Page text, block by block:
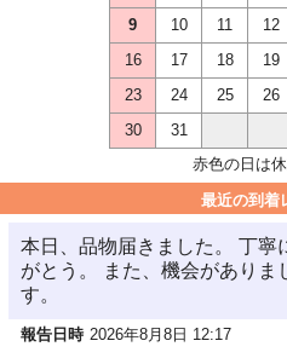
9
10 11 12
16
17 18 19
23
24 25 26
30
31
赤色の日は
最近の到着
本日、品物届きました。 丁寧
がとう。 また、機会がありま
す。
報告日時 2026年8月8日 12:17